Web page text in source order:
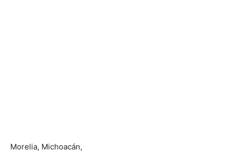
Morelia, Michoacán,